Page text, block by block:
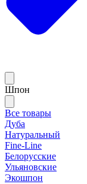
Шпон
Все товары
Дуба
Натуральный
Fine-Line
Белорусские
Ульяновские
Экошпон